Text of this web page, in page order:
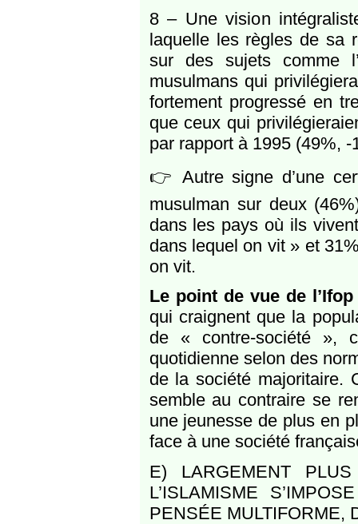
8 – Une vision
laquelle les règles de sa
sur des sujets comme
musulmans qui
fortement progressé en
que ceux qui
par rapport à 1995 (49%, -
👉 Autre signe d’une
musulman sur deux
dans les pays où ils
dans lequel on vit » et
on vit.
Le point de vue de
qui craignent que la
de « contre-société »,
quotidienne selon des
de la société majoritaire.
semble au contraire se
une jeunesse de plus en
face à une société
E) LARGEMENT
L’ISLAMISME
PENSÉE MULTIFORME,